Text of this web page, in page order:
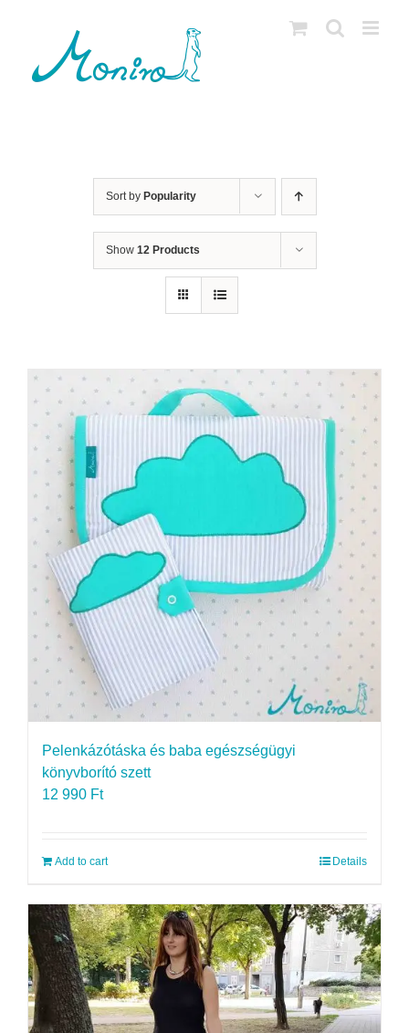
Sort by Popularity
Show 12 Products
Pelenkázótáska és baba egészségügyi
könyvborító szett
12 990 Ft
Add to cart Details